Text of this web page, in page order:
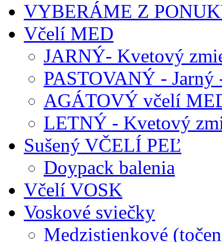
VYBERÁME Z
Včelí MED
JARNÝ- Kvetový
PASTOVANÝ -
AGÁTOVÝ včelí
LETNÝ - Kvetový
Sušený VČELÍ PEĽ
Doypack balenia
Včelí VOSK
Voskové sviečky
Medzistienkové